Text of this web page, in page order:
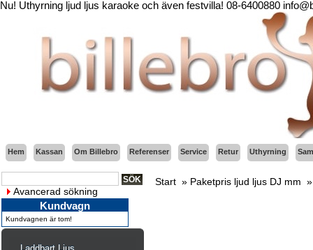
Nu! Uthyrning ljud ljus karaoke och även festvilla! 08-6400880
Hem Kassan Om Billebro Referenser Service Retur Uthyrning
Avancerad sökning
Kundvagn
Kundvagnen är tom!
Start » Paketpris ljud ljus DJ mm